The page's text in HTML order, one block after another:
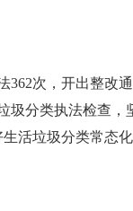
次，开出整改通
圾分类执法检查
活垃圾分类常态